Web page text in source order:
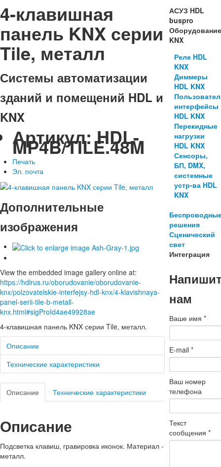
4-клавишная
панель KNX серии
Tile, металл
Системы автоматизации
зданий и помещений HDL и
KNX
Артикул: HDL-
MP4B/TILE.48M
Печать
Эл. почта
Дополнительные
изображения
View the embedded image gallery online at:
https://hdlrus.ru/oborudovanie/oborudovanie-
knx/polzovatelskie-interfejsy-hdl-knx/4-klavishnaya-
panel-serii-tile-b-metall-
knx.html#sigProId4ae49928ae
4-клавишная панель KNX серии Tile, металл.
Описание
Технические характеристики
Описание Технические характеристики
Описание
Подсветка клавиш, гравировка иконок. Материал -
металл.
АСУЗ HDL
buspro
KNX
Реле HDL
KNX
Диммеры
HDL KNX
интерфейсы
HDL KNX
Перекидные
нагрузки
HDL KNX
Сенсоры,
БП, DMX,
системные
устр-ва HDL
KNX
решения
Сценический
свет
Интеграция
нам
Ваше имя*
E-mail*
Ваш номер
телефона
Текст
сообщения*